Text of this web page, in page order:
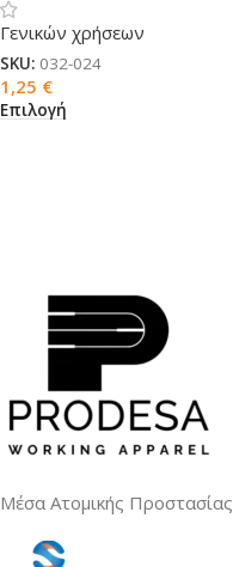
Γενικών χρήσεων
SKU: 032-024
1,25 €
Επιλογή
Μέσα Ατομικής Προστασίας